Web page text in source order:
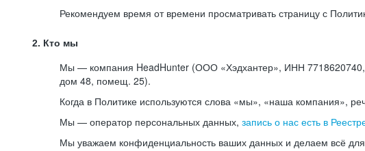
Рекомендуем время от времени просматривать страницу с
2. Кто мы
Мы — компания HeadHunter (ООО «Хэдхантер», ИНН 7718620740,
дом 48, помещ. 25).
Когда в Политике используются слова «мы», «наша компания»,
Мы — оператор персональных данных, запись о нас есть в
Мы уважаем конфиденциальность ваших данных и делаем всё